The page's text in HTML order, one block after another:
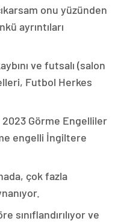
onu yüzünden
ayrıntıları
ve futsalı (salon
Futbol Herkes
Görme Engelliler
engelli İngiltere
çok fazla
sınıflandırılıyor ve